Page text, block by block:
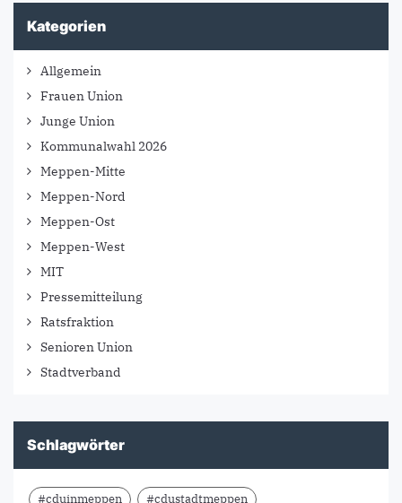
Kategorien
Allgemein
Frauen Union
Junge Union
Kommunalwahl 2026
Meppen-Mitte
Meppen-Nord
Meppen-Ost
Meppen-West
MIT
Pressemitteilung
Ratsfraktion
Senioren Union
Stadtverband
Schlagwörter
#cduinmeppen #cdustadtmeppen